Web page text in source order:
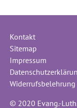
Kontakt
Sitemap
Impressum
Widerrufsbelehrung
© 2020 Evang.-